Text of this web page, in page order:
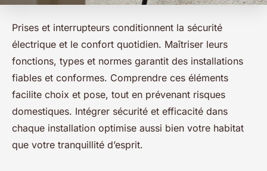
Prises et interrupteurs conditionnent la sécurité
électrique et le confort quotidien. Maîtriser leurs
fonctions, types et normes garantit des installations
fiables et conformes. Comprendre ces éléments
facilite choix et pose, tout en prévenant risques
domestiques. Intégrer sécurité et efficacité dans
chaque installation optimise aussi bien votre habitat
que votre tranquillité d’esprit.